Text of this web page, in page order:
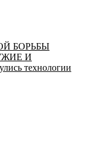
БОРЬБЫ
И
технологии